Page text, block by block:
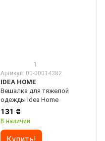
1
Артикул: 00-00014382
IDEA HOME
Вешалка для тяжелой
одежды Idea Home
131 ₴
В наличии